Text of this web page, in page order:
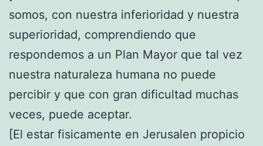
somos, con nuestra inferioridad y nuestra
superioridad, comprendiendo que
respondemos a un Plan Mayor que tal vez
nuestra naturaleza humana no puede
percibir y que con gran dificultad muchas
veces, puede aceptar.
[El estar fisicamente en Jerusalen propicio